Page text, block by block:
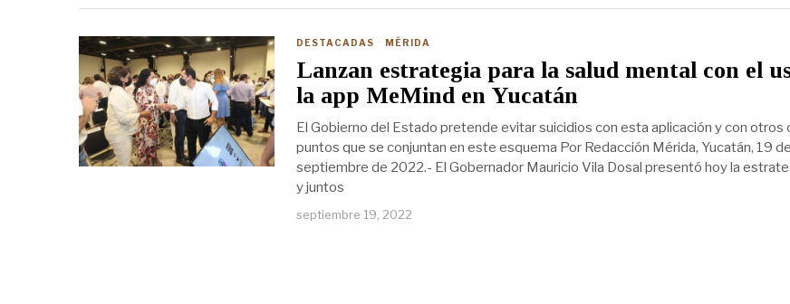
DESTACADAS · MÉRIDA
Lanzan estrategia para la salud mental con el
la app MeMind en Yucatán
El Gobierno del Estado pretende evitar suicidios con esta aplicación y con otros
puntos que se conjuntan en este esquema Por Redacción Mérida, Yucatán, 19 de
septiembre de 2022.- El Gobernador Mauricio Vila Dosal presentó hoy la
y juntos
septiembre 19, 2022